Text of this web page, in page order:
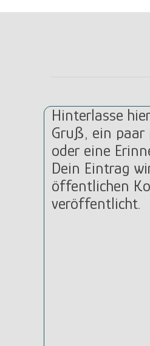
Hinterlasse
Gruß, ein paar
oder eine
Dein Eintrag
öffentlichen
veröffentlicht.